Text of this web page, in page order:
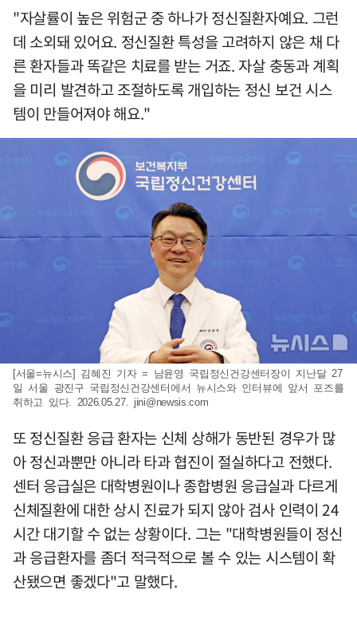
"자살률이 높은 위험군 중 하나가 정신질환자예요. 그런
데 소외돼 있어요. 정신질환 특성을 고려하지 않은 채 다
른 환자들과 똑같은 치료를 받는 거죠. 자살 충동과 계획
을 미리 발견하고 조절하도록 개입하는 정신 보건 시스
템이 만들어져야 해요."
[서울=뉴시스] 김혜진 기자 = 남윤영 국립정신건강센터장이 지난달 27
일 서울 광진구 국립정신건강센터에서 뉴시스와 인터뷰에 앞서 포즈를
취하고 있다. 2026.05.27. jini@newsis.com
또 정신질환 응급 환자는 신체 상해가 동반된 경우가 많
아 정신과뿐만 아니라 타과 협진이 절실하다고 전했다.
센터 응급실은 대학병원이나 종합병원 응급실과 다르게
신체질환에 대한 상시 진료가 되지 않아 검사 인력이 24
시간 대기할 수 없는 상황이다. 그는 "대학병원들이 정신
과 응급환자를 좀더 적극적으로 볼 수 있는 시스템이 확
산됐으면 좋겠다"고 말했다.